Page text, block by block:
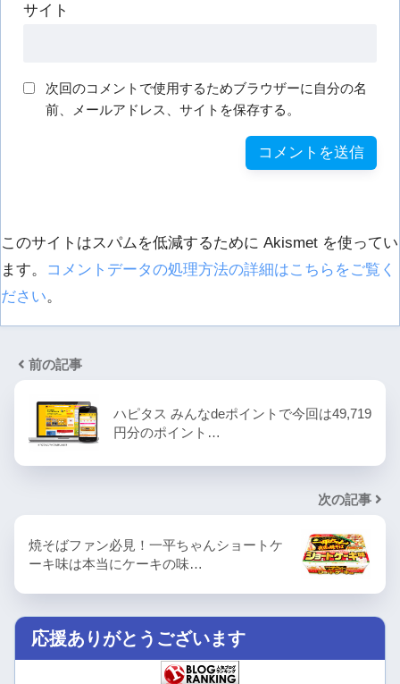
サイト
次回のコメントで使用するためブラウザーに自分の名
前、メールアドレス、サイトを保存する。
このサイトはスパムを低減するために Akismet を使ってい
ます。
コメントデータの処理方法の詳細はこちらをご覧く
ださい。
前の記事
ハピタス みんなdeポイントで今回は49,719
円分のポイント…
次の記事
焼そばファン必見！一平ちゃんショートケ
ーキ味は本当にケーキの味…
応援ありがとうございます